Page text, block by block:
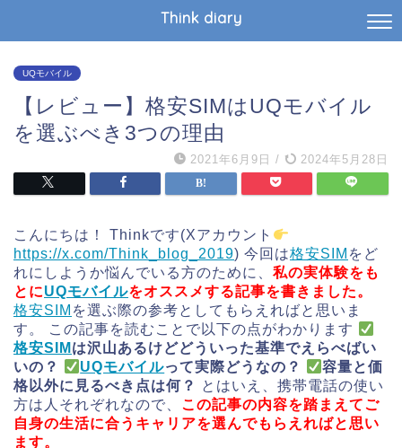
Think diary
UQモバイル
【レビュー】格安SIMはUQモバイル
を選ぶべき3つの理由
2021年6月9日 / 2024年5月28日
こんにちは！ Thinkです(Xアカウント
https://x.com/Think_blog_2019) 今回は格安SIM をど
れにしようか悩んでいる方のために、 私の実体験をも
とにUQモバイルをオススメする記事を書きました。
格安SIM を選ぶ際の参考としてもらえればと思いま
す。 この記事を読むことで以下の点がわかります
格安SIM は沢山あるけどどういった基準でえらべばい
いの？
UQモバイルって実際どうなの？
容量と価
格以外に見るべき点は何？
とはいえ、携帯電話の使い
方は人それぞれなので、 この記事の内容を踏まえてご
自身の生活に合うキャリアを選んでもらえればと思い
ます。